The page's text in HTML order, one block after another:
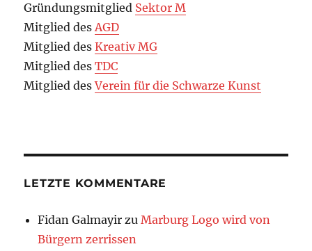
Gründungsmitglied Sektor M
Mitglied desAGD
Mitglied desKreativ MG
Mitglied desTDC
Mitglied desVerein für die Schwarze Kunst
LETZTE KOMMENTARE
Fidan Galmayir zuMarburg Logo wird von
Bürgern zerrissen